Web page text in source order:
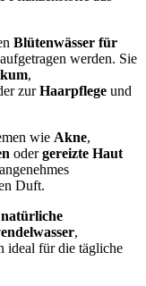
Blütenwässer für
werden. Sie
,
zurHaarpflege und
wie Akne,
odergereizte Haut
Duft.
natürliche
,
ideal für die tägliche